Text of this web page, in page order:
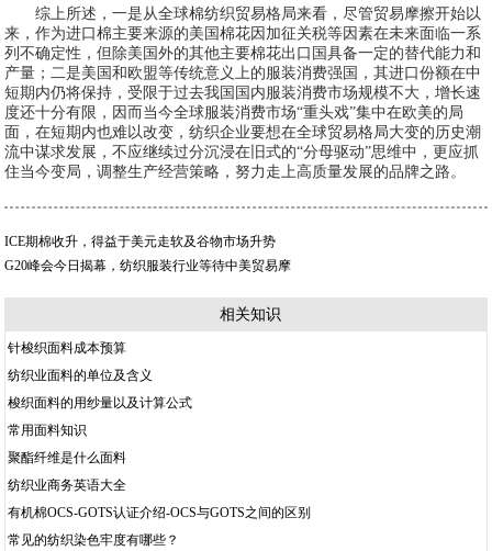
综上所述，一是从全球棉纺织贸易格局来看，尽管贸易摩擦开始以
来，作为进口棉主要来源的美国棉花因加征关税等因素在未来面临一系
列不确定性，但除美国外的其他主要棉花出口国具备一定的替代能力和
产量；二是美国和欧盟等传统意义上的服装消费强国，其进口份额在中
短期内仍将保持，受限于过去我国国内服装消费市场规模不大，增长速
度还十分有限，因而当今全球服装消费市场“重头戏”集中在欧美的局
面，在短期内也难以改变，纺织企业要想在全球贸易格局大变的历史潮
流中谋求发展，不应继续过分沉浸在旧式的“分母驱动”思维中，更应抓
住当今变局，调整生产经营策略，努力走上高质量发展的品牌之路。
ICE期棉收升，得益于美元走软及谷物市场升势
G20峰会今日揭幕，纺织服装行业等待中美贸易摩
相关知识
针梭织面料成本预算
纺织业面料的单位及含义
梭织面料的用纱量以及计算公式
常用面料知识
聚酯纤维是什么面料
纺织业商务英语大全
有机棉OCS-GOTS认证介绍-OCS与GOTS之间的区别
常见的纺织染色牢度有哪些？